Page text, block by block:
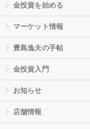
金投資を始める
マーケット情報
豊島逸夫の手帖
金投資入門
お知らせ
店舗情報